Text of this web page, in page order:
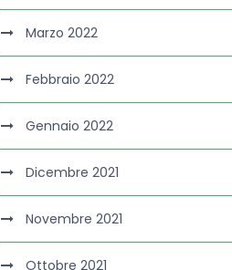
Marzo 2022
Febbraio 2022
Gennaio 2022
Dicembre 2021
Novembre 2021
Ottobre 2021